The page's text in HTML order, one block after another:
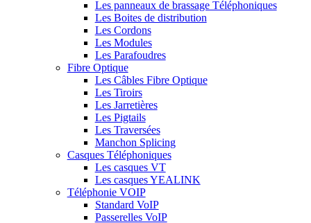
Les panneaux de brassage Téléphoniques
Les Boites de distribution
Les Cordons
Les Modules
Les Parafoudres
Fibre Optique
Les Câbles Fibre Optique
Les Tiroirs
Les Jarretières
Les Pigtails
Les Traversées
Manchon Splicing
Casques Téléphoniques
Les casques VT
Les casques YEALINK
Téléphonie VOIP
Standard VoIP
Passerelles VoIP